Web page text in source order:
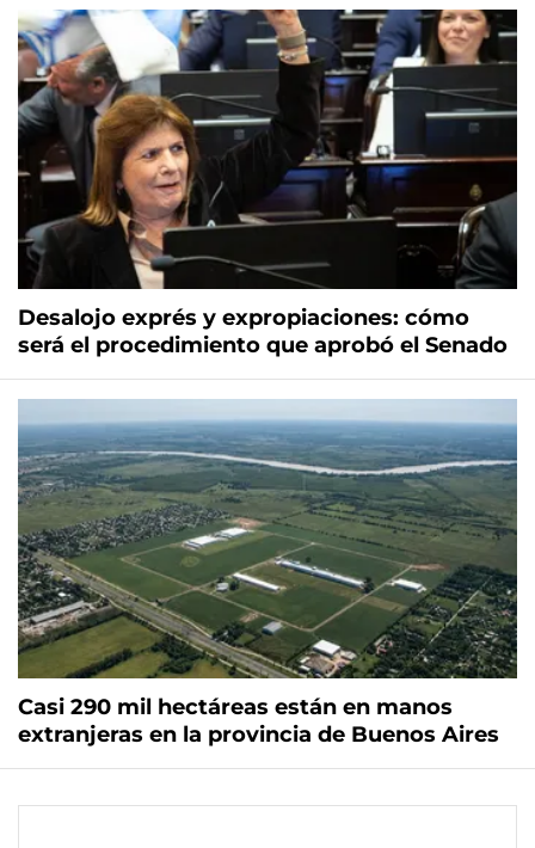
Desalojo exprés y expropiaciones: cómo
será el procedimiento que aprobó el Senado
Casi 290 mil hectáreas están en manos
extranjeras en la provincia de Buenos Aires